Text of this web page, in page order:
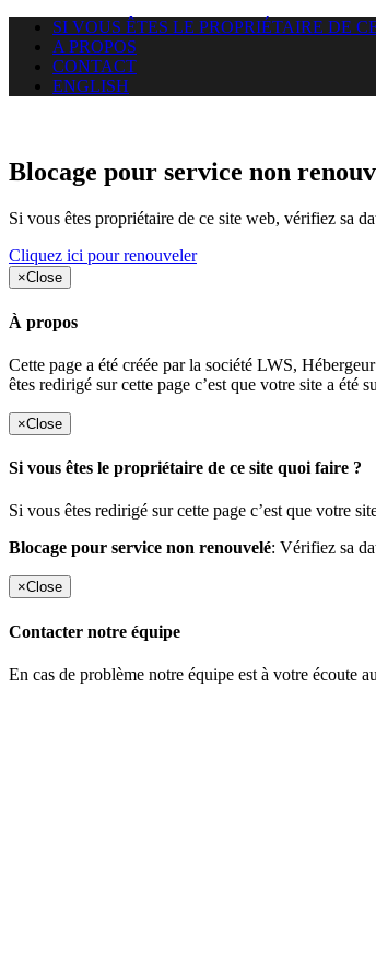
SI VOUS ÊTES LE PROPRIÉTAIRE DE
A PROPOS
CONTACT
ENGLISH
Blocage pour service non
Si vous êtes propriétaire de ce site web, vérifiez sa
Cliquez ici pour renouveler
×Close
À propos
Cette page a été créée par la société LWS,
êtes redirigé sur cette page c’est que votre site a
×Close
Si vous êtes le propriétaire de ce site quoi faire ?
Si vous êtes redirigé sur cette page c’est que votre
Blocage pour service non renouvelé: Vérifiez sa
×Close
Contacter notre équipe
En cas de problème notre équipe est à votre écoute